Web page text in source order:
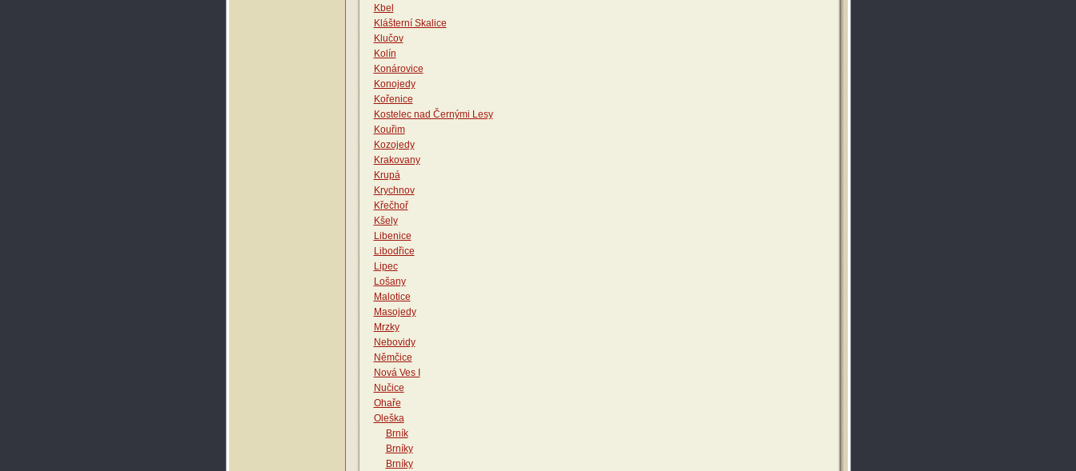
Kbel
Klášterní Skalice
Klučov
Kolín
Konárovice
Konojedy
Kořenice
Kostelec nad Černými Lesy
Kouřim
Kozojedy
Krakovany
Krupá
Krychnov
Křečhoř
Kšely
Libenice
Libodřice
Lipec
Lošany
Malotice
Masojedy
Mrzky
Nebovidy
Němčice
Nová Ves I
Nučice
Ohaře
Oleška
Brník
Brníky
Brníky